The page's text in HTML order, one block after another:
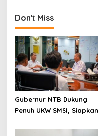
Don't Miss
Gubernur NTB Dukung
Penuh UKW SMSI, Siapkan